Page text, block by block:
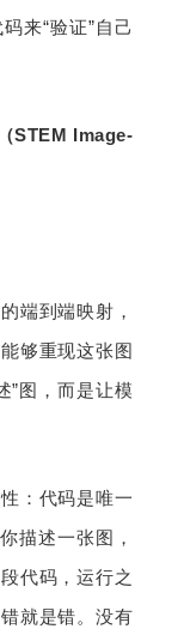
来“验证”自己
STEM Image-
端到端映射，
够重现这张图
”图，而是让模
：代码是唯一
描述一张图，
代码，运行之
就是错。没有